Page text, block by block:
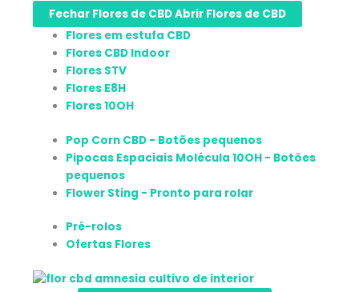
Fechar Flores de CBDAbrir Flores de CBD
Flores em estufa CBD
Flores CBD Indoor
Flores STV
Flores E8H
Flores 10OH
Pop Corn CBD - Botões pequenos
Pipocas Espaciais Molécula 10OH - Botões
pequenos
Flower Sting - Pronto para rolar
Pré-rolos
Ofertas Flores